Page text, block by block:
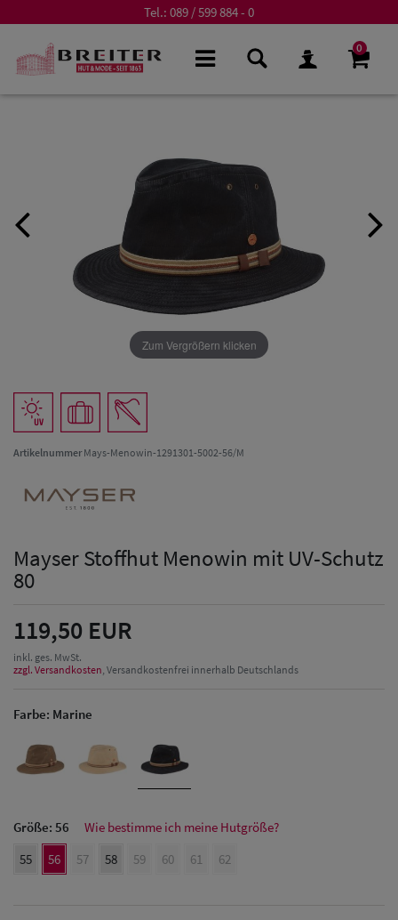
Tel.: 089 / 599 884 - 0
0
Herren Caps
Baseball Cpas
Zum Vergrößern klicken
ArtikelnummerMays-Menowin-1291301-5002-56/M
Mayser Stoffhut Menowin mit UV-Schutz
80
119,50 EUR
inkl. ges. MwSt.
zzgl. Versandkosten , Versandkostenfrei innerhalb Deutschlands
Farbe: Marine
Größe: 56
Wie bestimme ich meine Hutgröße?
55
56 57 58 59 60 61 62